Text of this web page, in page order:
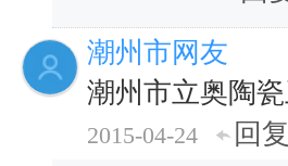
潮州市网友
潮州市立奥陶
2015-04-24
回复